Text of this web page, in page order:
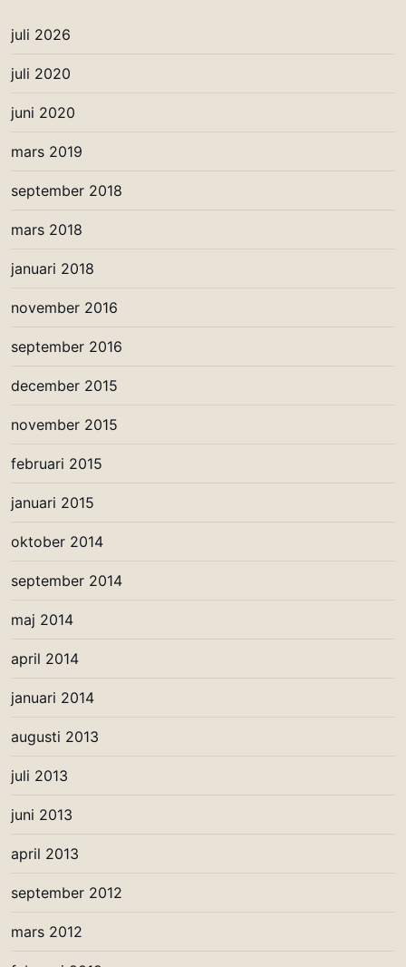
juli 2026
juli 2020
juni 2020
mars 2019
september 2018
mars 2018
januari 2018
november 2016
september 2016
december 2015
november 2015
februari 2015
januari 2015
oktober 2014
september 2014
maj 2014
april 2014
januari 2014
augusti 2013
juli 2013
juni 2013
april 2013
september 2012
mars 2012